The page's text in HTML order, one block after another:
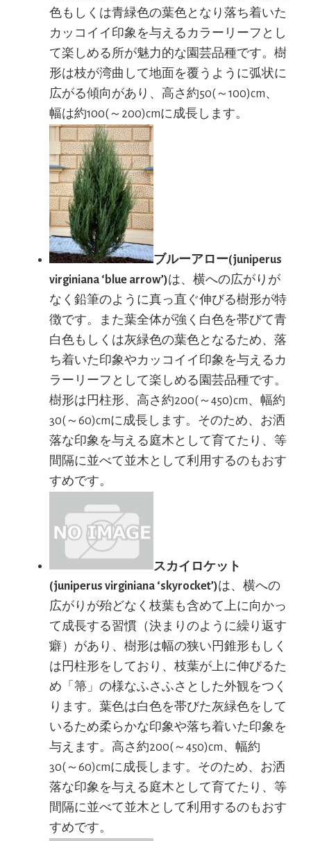
色もしくは青緑色の葉色となり落ち着いた
カッコイイ印象を与えるカラーリーフとし
て楽しめる所が魅力的な園芸品種です。樹
形は枝が湾曲して地面を覆うように弧状に
広がる傾向があり、高さ約50(～100)cm、
幅は約100(～200)cmに成長します。
ブルーアロー(juniperus
virginiana ‘blue arrow’)は、横への広がりが
なく鉛筆のように真っ直ぐ伸びる樹形が特
徴です。また葉全体が強く白色を帯びて青
白色もしくは灰緑色の葉色となるため、落
ち着いた印象やカッコイイ印象を与えるカ
ラーリーフとして楽しめる園芸品種です。
樹形は円柱形、高さ約200(～450)cm、幅約
30(～60)cmに成長します。そのため、お洒
落な印象を与える庭木として育てたり、等
間隔に並べて並木として利用するのもおす
すめです。
スカイロケット
(juniperus virginiana ‘skyrocket’)は、横への
広がりが殆どなく枝葉も含めて上に向かっ
て成長する習慣（決まりのように繰り返す
癖）があり、樹形は幅の狭い円錐形もしく
は円柱形をしており、枝葉が上に伸びるた
め「箒」の様なふさふさとした外観をつく
ります。葉色は白色を帯びた灰緑色をして
いるため柔らかな印象や落ち着いた印象を
与えます。高さ約200(～450)cm、幅約
30(～60)cmに成長します。そのため、お洒
落な印象を与える庭木として育てたり、等
間隔に並べて並木として利用するのもおす
すめです。